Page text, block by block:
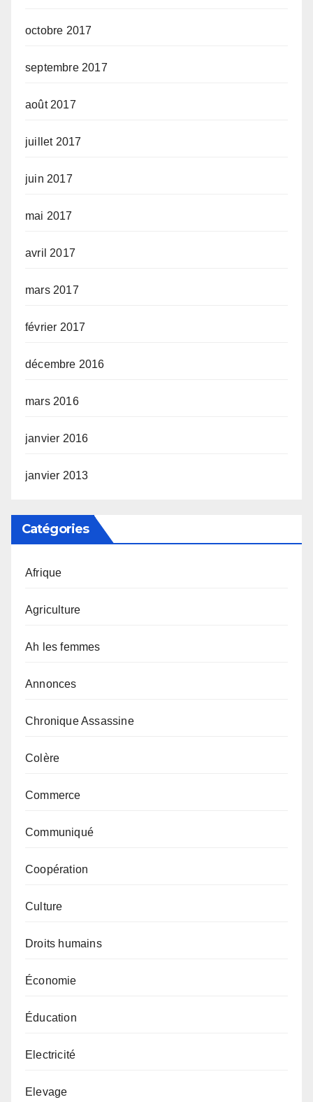
octobre 2017
septembre 2017
août 2017
juillet 2017
juin 2017
mai 2017
avril 2017
mars 2017
février 2017
décembre 2016
mars 2016
janvier 2016
janvier 2013
Catégories
Afrique
Agriculture
Ah les femmes
Annonces
Chronique Assassine
Colère
Commerce
Communiqué
Coopération
Culture
Droits humains
Économie
Éducation
Electricité
Elevage